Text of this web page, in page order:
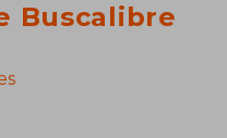
Buscalibre